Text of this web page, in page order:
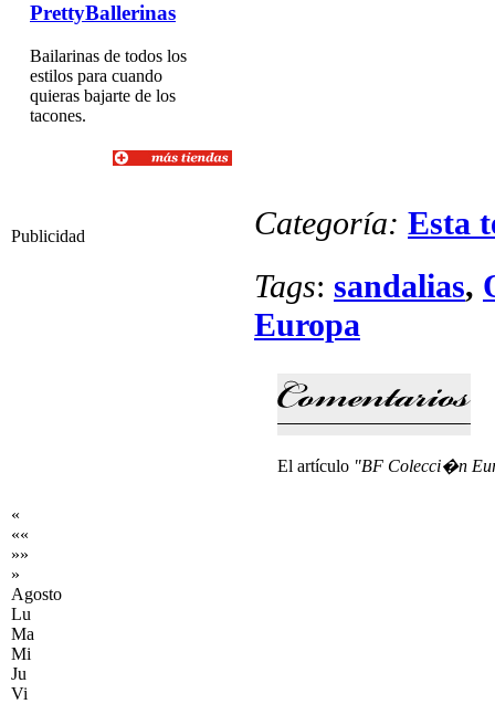
PrettyBallerinas
Bailarinas de todos los
estilos para cuando
quieras bajarte de los
tacones.
Publicidad
«
««
»»
»
Agosto
Lu
Ma
Mi
Ju
Vi
Categoría: Esta
Tags: sandalias,
Europa
El artículo "BF Colecci�n